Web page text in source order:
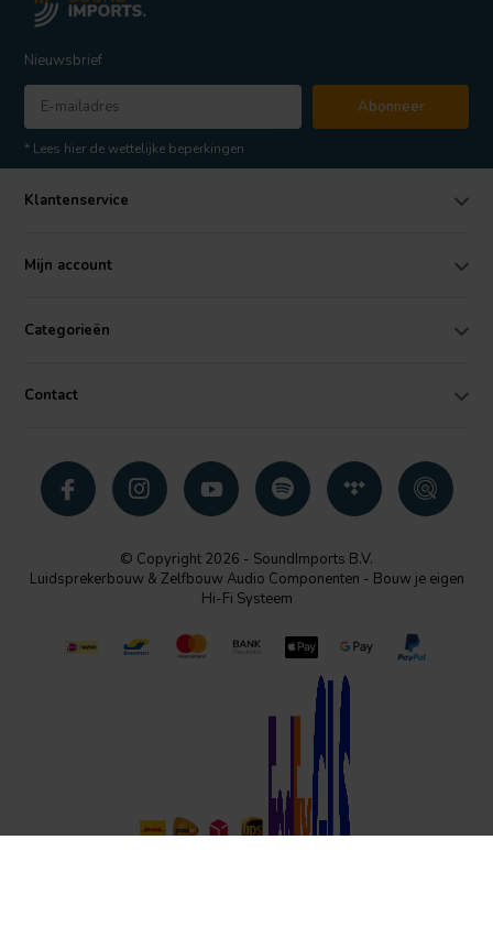
Nieuwsbrief
Abonneer
* Lees hier de wettelijke beperkingen
Klantenservice
Mijn account
Categorieën
Contact
© Copyright 2026 - SoundImports B.V.
Luidsprekerbouw & Zelfbouw Audio Componenten - Bouw je eigen
Hi-Fi Systeem